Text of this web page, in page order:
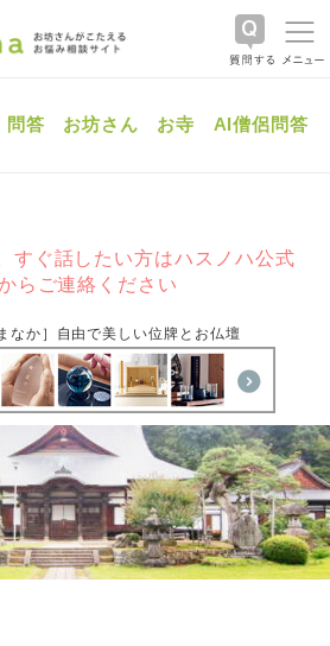
問答 お坊さん お寺 AI僧侶問答
すぐ話したい方はハスノハ公式
らご連絡ください
なか］自由で美しい位牌とお仏壇